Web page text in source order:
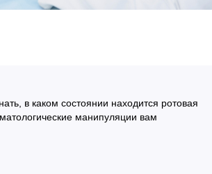
в каком состоянии находится ротовая
манипуляции вам